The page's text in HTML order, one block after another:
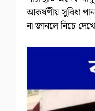
আকর্ষণীয় সুবিধা
না জানলে নিচে